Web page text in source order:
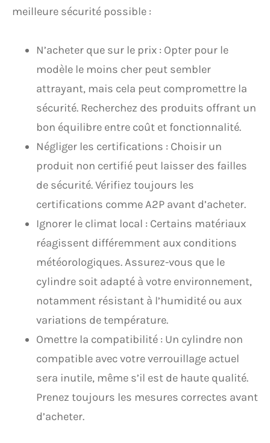
meilleure sécurité possible :
N’acheter que sur le prix : Opter pour le
modèle le moins cher peut sembler
attrayant, mais cela peut compromettre la
sécurité. Recherchez des produits offrant un
bon équilibre entre coût et fonctionnalité.
Négliger les certifications : Choisir un
produit non certifié peut laisser des failles
de sécurité. Vérifiez toujours les
certifications comme A2P avant d’acheter.
Ignorer le climat local : Certains matériaux
réagissent différemment aux conditions
météorologiques. Assurez-vous que le
cylindre soit adapté à votre environnement,
notamment résistant à l’humidité ou aux
variations de température.
Omettre la compatibilité : Un cylindre non
compatible avec votre verrouillage actuel
sera inutile, même s’il est de haute qualité.
Prenez toujours les mesures correctes avant
d’acheter.